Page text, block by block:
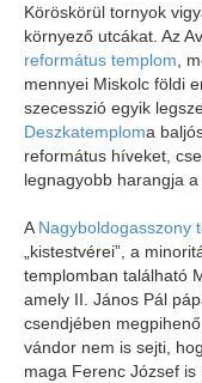
Köröskörül tornyok
környező utcákat. Az
református templom ,
mennyei Miskolc földi
szecesszió egyik
Deszkatemploma
református híveket,
legnagyobb harangja
A Nagyboldogasszony
„kistestvérei”, a
templomban található
amely II. János Pál
csendjében
vándor nem is sejti,
maga Ferenc József